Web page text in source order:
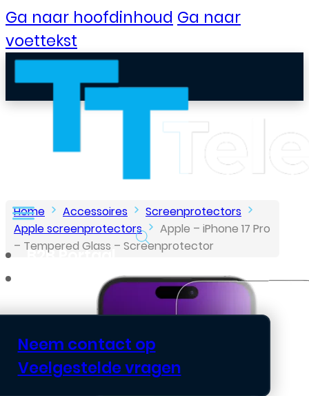
Ga naar hoofdinhoud Ga naar
voettekst
B2B Portaal
Klantenservice
Neem contact op
Veelgestelde vragen
Home Accessoires
Screenprotectors
Apple screenprotectors
Apple – iPhone 17 Pro
– Tempered Glass – Screenprotector